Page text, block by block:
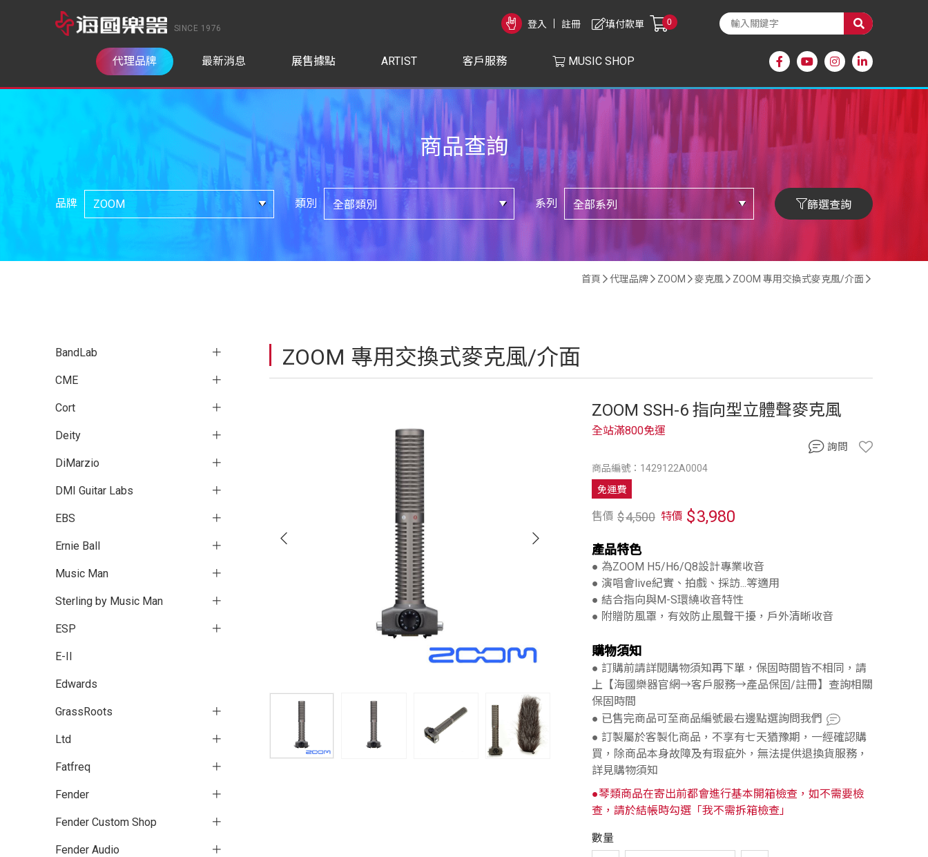
SINCE 1976 登入 註冊 0
填付款單
代理品牌 最新消息 展售據點 ARTIST 客戶服務 MUSIC SHOP
商品查詢
品牌 類別 系列 篩選查詢
首頁 代理品牌 ZOOM 麥克風 ZOOM 專用交換式麥克風/介面
BandLab
CME
Cort
Deity
DiMarzio
DMI Guitar Labs
EBS
Ernie Ball
Music Man
Sterling by Music Man
ESP
E-II
Edwards
GrassRoots
Ltd
Fatfreq
Fender
Fender Custom Shop
Fender Audio
ZOOM 專用交換式麥克風/介面
ZOOM SSH-6 指向型立體聲麥克風
商品編號：1429122A0004
全站滿800免運
免運費
售價 $4,500 特價 $3,980
產品特色
● 為ZOOM H5/H6/Q8設計專業收音
● 演唱會live紀實、拍戲、採訪...等適用
● 結合指向與M-S環繞收音特性
● 附贈防風罩，有效防止風聲干擾，戶外清晰收音
購物須知
● 訂購前請詳閱購物須知再下單，保固時間皆不相同，請
上【海國樂器官網→客戶服務→產品保固/註冊】查詢相關
保固時間
● 已售完商品可至商品編號最右邊點選詢問我們
● 訂製屬於客製化商品，不享有七天猶豫期，一經確認購
買，除商品本身故障及有瑕疵外，無法提供退換貨服務，
詳見購物須知
●琴類商品在寄出前都會進行基本開箱檢查，如不需要檢
查，請於結帳時勾選「我不需拆箱檢查」
數量
詢問